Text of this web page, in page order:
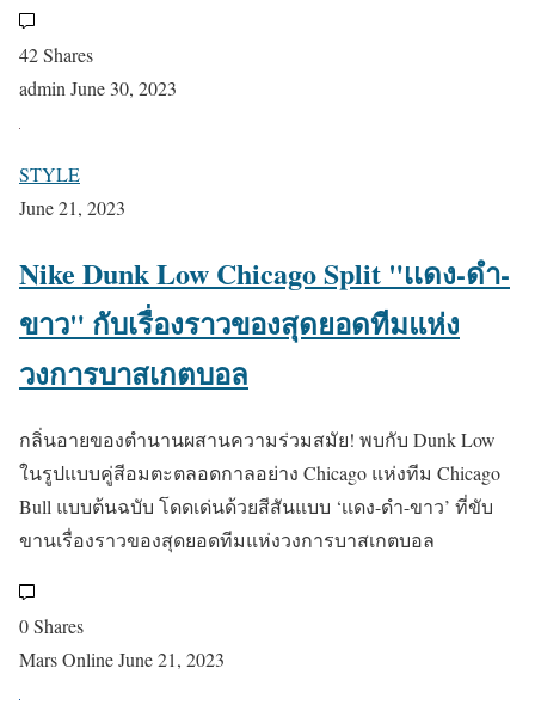
42 Shares
admin June 30, 2023
STYLE
June 21, 2023
Nike Dunk Low Chicago Split "เเดง-ดำ-
ขาว" กับเรื่องราวของสุดยอดทีมแห่ง
วงการบาสเกตบอล
กลิ่นอายของตำนานผสานความร่วมสมัย! พบกับ Dunk Low
ในรูปแบบคู่สีอมตะตลอดกาลอย่าง Chicago แห่งทีม Chicago
Bull แบบต้นฉบับ โดดเด่นด้วยสีสันแบบ ‘เเดง-ดำ-ขาว’ ที่ขับ
ขานเรื่องราวของสุดยอดทีมแห่งวงการบาสเกตบอล
0 Shares
Mars OnlineJune 21, 2023